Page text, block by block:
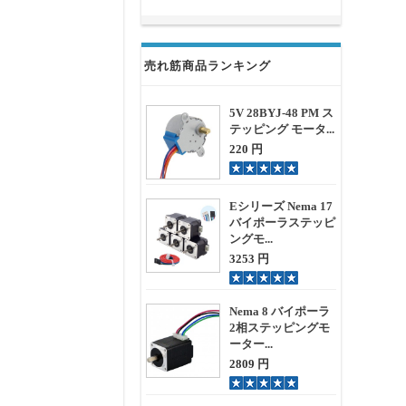
売れ筋商品ランキング
5V 28BYJ-48 PM ス
テッピング モータ...
220 円
Eシリーズ Nema 17
バイポーラステッピ
ングモ...
3253 円
Nema 8 バイポーラ
2相ステッピングモ
ーター...
2809 円